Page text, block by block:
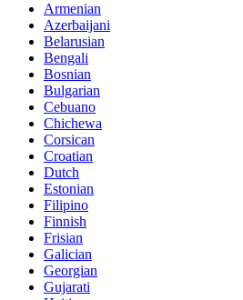
Armenian
Azerbaijani
Belarusian
Bengali
Bosnian
Bulgarian
Cebuano
Chichewa
Corsican
Croatian
Dutch
Estonian
Filipino
Finnish
Frisian
Galician
Georgian
Gujarati